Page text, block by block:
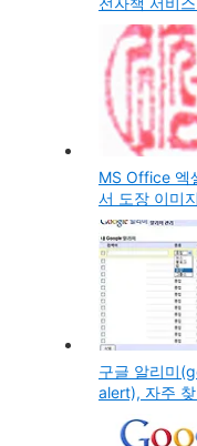
(Google
Books), PC
안드로이드,
패드에서
앱과 홈페이
용방법
MS Office 엑
서 도장 이미
을 투명하게
구글 알리미
alert), 자주
를 email로 받
의 구글 서비